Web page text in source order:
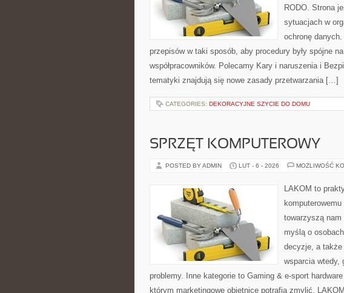
RODO. Strona
sytuacjach w
ochronę
przepisów w taki sposób, aby procedury były spójne
współpracowników. Polecamy Kary i naruszenia i
tematyki znajdują się nowe zasady przetwarzania […]
CATEGORIES: DEKORACYJNE SZYCIE DO DOMU
SPRZĘT KOMPUTEROWY
POSTED BY ADMIN LUT - 6 - 2026 MOŻLIWOŚĆ
LAKOM to
towarzyszą
myślą o
decyzje, a
wsparcia wtedy,
problemy. Inne kategorie to Gaming & e-sport
którym marketingowe obietnice potrafią zmylić,